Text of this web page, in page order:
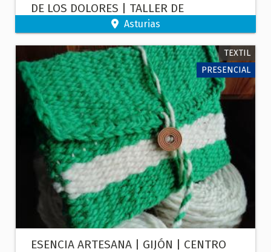
DE LOS DOLORES | TALLER DE
Asturias
TEXTIL
PRESENCIAL
ESENCIA ARTESANA | GIJÓN | CENTRO